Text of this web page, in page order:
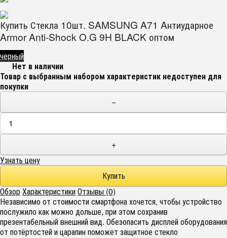
Купить Стекла 10шт. SAMSUNG A71 Aнтиударное
Armor Anti-Shock O.G 9H BLACK оптом
черный
Нет в наличии
Товар с выбранным набором характеристик недоступен для
покупки
−
+
Узнать цену
ОбзорХарактеристикиОтзывы (0)
Независимо от стоимости смартфона хочется, чтобы устройство
послужило как можно дольше, при этом сохранив
презентабельный внешний вид. Обезопасить дисплей оборудования
от потёртостей и царапин поможет защитное стекло